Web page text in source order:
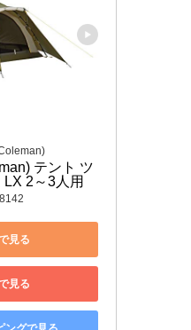
テント ツ
2～3人用
見る
見る